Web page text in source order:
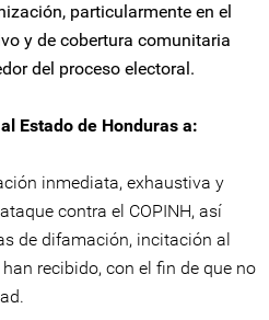
particularmente en el
y de cobertura comunitaria
del proceso electoral.
Estado de Honduras a:
inmediata, exhaustiva y
contra el COPINH, así
de difamación, incitación al
recibido, con el fin de que no